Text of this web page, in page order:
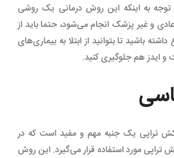
به اینکه این روش درمانی یک روشی
و غیر پزشک انجام می‌شود، حتما باید از
باشید تا بتوانید از ابتلا به بیماری‌های
و ایدز هم جلوگیری کنید.
تراپی یک جنبه مهم و مفید است که در
تراپی مورد استفاده قرار می‌گیرد. این روش